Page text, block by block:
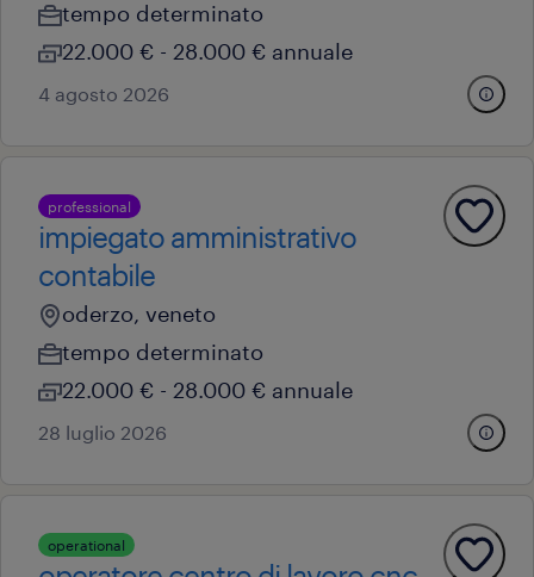
tempo determinato
22.000 € - 28.000 € annuale
4 agosto 2026
professional
impiegato amministrativo
contabile
oderzo, veneto
tempo determinato
22.000 € - 28.000 € annuale
28 luglio 2026
operational